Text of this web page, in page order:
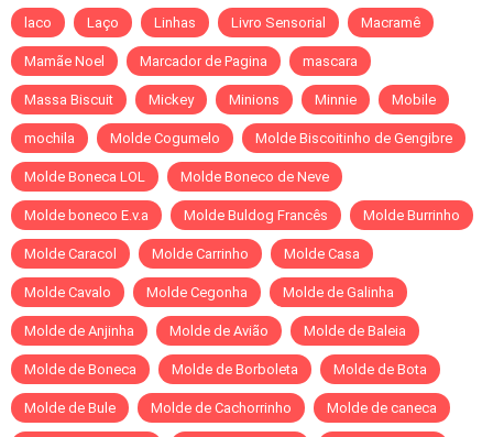
laco Laço Linhas Livro Sensorial Macramê
Mamãe Noel Marcador de Pagina mascara
Massa Biscuit Mickey Minions Minnie Mobile
mochila Molde Cogumelo Molde Biscoitinho de Gengibre
Molde Boneca LOL Molde Boneco de Neve
Molde boneco E.v.a Molde Buldog Francês Molde Burrinho
Molde Caracol Molde Carrinho Molde Casa
Molde Cavalo Molde Cegonha Molde de Galinha
Molde de Anjinha Molde de Avião Molde de Baleia
Molde de Boneca Molde de Borboleta Molde de Bota
Molde de Bule Molde de Cachorrinho Molde de caneca